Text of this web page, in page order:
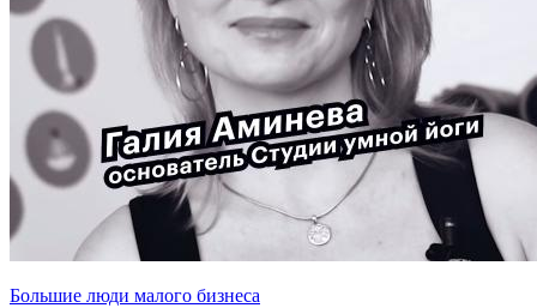
Большие люди малого бизнеса